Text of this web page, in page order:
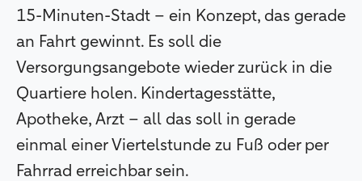
15-Minuten-Stadt – ein Konzept, das gerade
an Fahrt gewinnt. Es soll die
Versorgungsangebote wieder zurück in die
Quartiere holen. Kindertagesstätte,
Apotheke, Arzt – all das soll in gerade
einmal einer Viertelstunde zu Fuß oder per
Fahrrad erreichbar sein.